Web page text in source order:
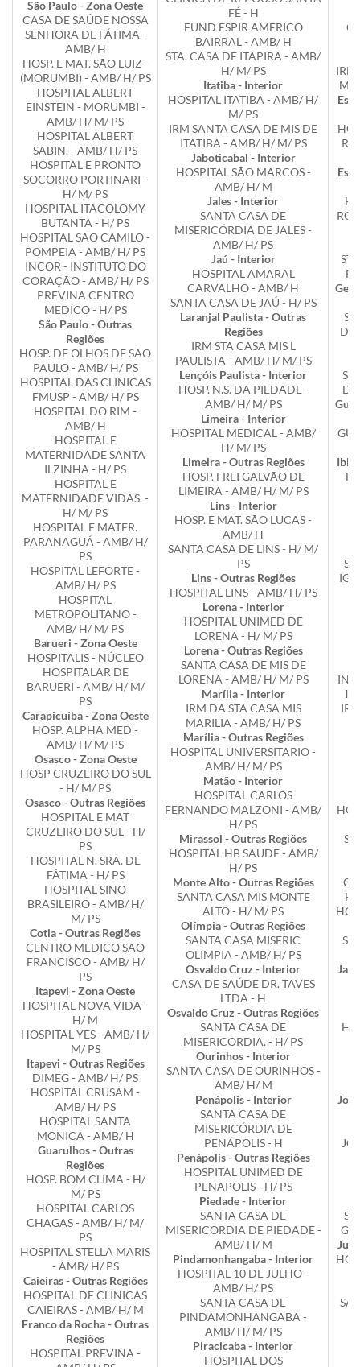
São Paulo - Zona Oeste
CASA DE SAÚDE NOSSA
SENHORA DE FÁTIMA -
AMB/ H
HOSP. E MAT. SÃO LUIZ -
(MORUMBI) - AMB/ H/ PS
HOSPITAL ALBERT
EINSTEIN - MORUMBI -
AMB/ H/ M/ PS
HOSPITAL ALBERT
SABIN. - AMB/ H/ PS
HOSPITAL E PRONTO
SOCORRO PORTINARI -
H/ M/ PS
HOSPITAL ITACOLOMY
BUTANTA - H/ PS
HOSPITAL SÃO CAMILO -
POMPEIA - AMB/ H/ PS
INCOR - INSTITUTO DO
CORAÇÃO - AMB/ H/ PS
PREVINA CENTRO
MEDICO - H/ PS
São Paulo - Outras
Regiões
HOSP. DE OLHOS DE SÃO
PAULO - AMB/ H/ PS
HOSPITAL DAS CLINICAS
FMUSP - AMB/ H/ PS
HOSPITAL DO RIM -
AMB/ H
HOSPITAL E
MATERNIDADE SANTA
ILZINHA - H/ PS
HOSPITAL E
MATERNIDADE VIDAS. -
H/ M/ PS
HOSPITAL E MATER.
PARANAGUÁ - AMB/ H/
PS
HOSPITAL LEFORTE -
AMB/ H/ PS
HOSPITAL
METROPOLITANO -
AMB/ H/ M/ PS
Barueri - Zona Oeste
HOSPITALIS - NÚCLEO
HOSPITALAR DE
BARUERI - AMB/ H/ M/
PS
Carapicuíba - Zona Oeste
HOSP. ALPHA MED -
AMB/ H/ M/ PS
Osasco - Zona Oeste
HOSP CRUZEIRO DO SUL
- H/ M/ PS
Osasco - Outras Regiões
HOSPITAL E MAT
CRUZEIRO DO SUL - H/
PS
HOSPITAL N. SRA. DE
FÁTIMA - H/ PS
HOSPITAL SINO
BRASILEIRO - AMB/ H/
M/ PS
Cotia - Outras Regiões
CENTRO MEDICO SAO
FRANCISCO - AMB/ H/
PS
Itapevi - Zona Oeste
HOSPITAL NOVA VIDA -
H/ M
HOSPITAL YES - AMB/ H/
M/ PS
Itapevi - Outras Regiões
DIMEG - AMB/ H/ PS
HOSPITAL CRUSAM -
AMB/ H/ PS
HOSPITAL SANTA
MONICA - AMB/ H
Guarulhos - Outras
Regiões
HOSP. BOM CLIMA - H/
M/ PS
HOSPITAL CARLOS
CHAGAS - AMB/ H/ M/
PS
HOSPITAL STELLA MARIS
- AMB/ H/ PS
Caieiras - Outras Regiões
HOSPITAL DE CLINICAS
CAIEIRAS - AMB/ H/ M
Franco da Rocha - Outras
Regiões
HOSPITAL PREVINA -
FÉ - H
FUND ESPIR AMERICO
BAIRRAL - AMB/ H
STA. CASA DE ITAPIRA - AMB/
H/ M/ PS
Itatiba - Interior
HOSPITAL ITATIBA - AMB/ H/
M/ PS
IRM SANTA CASA DE MIS DE
ITATIBA - AMB/ H/ M/ PS
Jaboticabal - Interior
HOSPITAL SÃO MARCOS -
AMB/ H/ M
Jales - Interior
SANTA CASA DE
MISERICÓRDIA DE JALES -
AMB/ H/ PS
Jaú - Interior
HOSPITAL AMARAL
CARVALHO - AMB/ H
SANTA CASA DE JAÚ - H/ PS
Laranjal Paulista - Outras
Regiões
IRM STA CASA MIS L
PAULISTA - AMB/ H/ M/ PS
Lençóis Paulista - Interior
HOSP. N.S. DA PIEDADE -
AMB/ H/ M/ PS
Limeira - Interior
HOSPITAL MEDICAL - AMB/
H/ M/ PS
Limeira - Outras Regiões
HOSP. FREI GALVÃO DE
LIMEIRA - AMB/ H/ M/ PS
Lins - Interior
HOSP. E MAT. SÃO LUCAS -
AMB/ H
SANTA CASA DE LINS - H/ M/
PS
Lins - Outras Regiões
HOSPITAL LINS - AMB/ H/ PS
Lorena - Interior
HOSPITAL UNIMED DE
LORENA - H/ M/ PS
Lorena - Outras Regiões
SANTA CASA DE MIS DE
LORENA - AMB/ H/ M/ PS
Marília - Interior
IRM DA STA CASA MIS
MARILIA - AMB/ H/ PS
Marília - Outras Regiões
HOSPITAL UNIVERSITARIO -
AMB/ H/ M/ PS
Matão - Interior
HOSPITAL CARLOS
FERNANDO MALZONI - AMB/
H/ PS
Mirassol - Outras Regiões
HOSPITAL HB SAUDE - AMB/
H/ PS
Monte Alto - Outras Regiões
SANTA CASA MIS MONTE
ALTO - H/ M/ PS
Olímpia - Outras Regiões
SANTA CASA MISERIC
OLIMPIA - AMB/ H/ PS
Osvaldo Cruz - Interior
CASA DE SAÚDE DR. TAVES
LTDA - H
Osvaldo Cruz - Outras Regiões
SANTA CASA DE
MISERICORDIA. - H/ PS
Ourinhos - Interior
SANTA CASA DE OURINHOS -
AMB/ H/ M
Penápolis - Interior
SANTA CASA DE
MISERICÓRDIA DE
PENÁPOLIS - H
Penápolis - Outras Regiões
HOSPITAL UNIMED DE
PENAPOLIS - H/ PS
Piedade - Interior
SANTA CASA DE
MISERICORDIA DE PIEDADE -
AMB/ H/ M
Pindamonhangaba - Interior
HOSPITAL 10 DE JULHO -
AMB/ H/ PS
SANTA CASA DE
PINDAMONHANGABA -
AMB/ H/ M/ PS
Piracicaba - Interior
HOSPITAL DOS
HI